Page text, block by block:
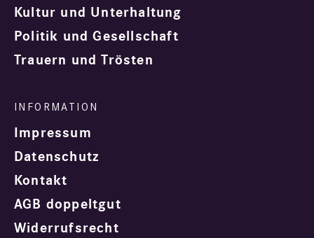
Kultur und Unterhaltung
Politik und Gesellschaft
Trauern und Trösten
Impressum
Datenschutz
Kontakt
AGB doppeltgut
Widerrufsrecht